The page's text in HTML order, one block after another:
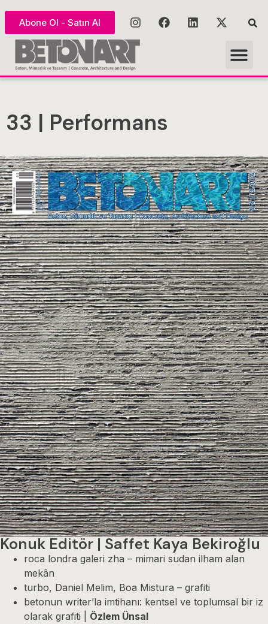
Abone Ol - Satın Al
33 | Performans
Konuk Editör | Saffet Kaya Bekiroğlu
roca londra galeri zha – mimari sudan ilham alan
mekân
turbo, Daniel Melim, Boa Mistura – grafiti
betonun writer’la imtihanı: kentsel ve toplumsal bir iz
olarak grafiti | Özlem Ünsal